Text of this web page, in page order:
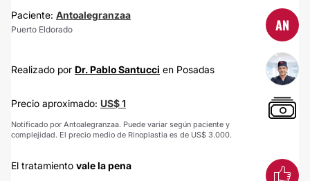
Paciente: Antoalegranzaa
Puerto Eldorado AN
Realizado por Dr. Pablo Santucci en Posadas
Precio aproximado: US$ 1
Notificado por Antoalegranzaa. Puede variar según paciente y
complejidad. El precio medio de Rinoplastia es de US$ 3.000.
El tratamiento vale la pena